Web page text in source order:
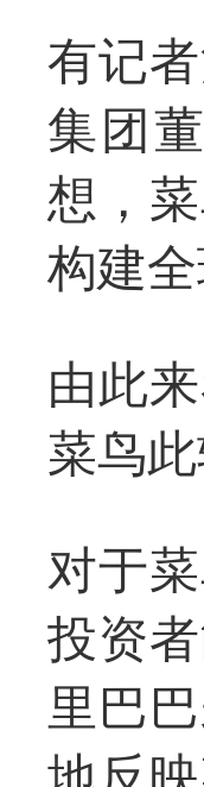
有记
集团
想，
构建
由此
菜鸟
对于
投资
里巴